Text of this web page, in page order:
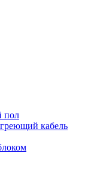
пол
кабель